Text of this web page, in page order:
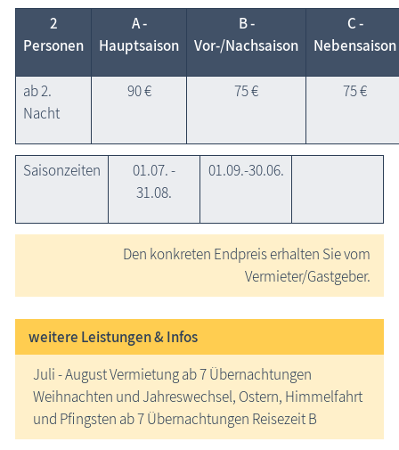
2
Personen
A -
Hauptsaison
B -
Vor-/Nachsaison
C -
Nebensaison
ab 2.
Nacht
90 € 75 € 75 €
Saisonzeiten
01.07. -
31.08.
01.09.-30.06.
Den konkreten Endpreis erhalten Sie vom
Vermieter/Gastgeber.
weitere Leistungen & Infos
Juli - August Vermietung ab 7 Übernachtungen
Weihnachten und Jahreswechsel, Ostern, Himmelfahrt
und Pfingsten ab 7 Übernachtungen Reisezeit B